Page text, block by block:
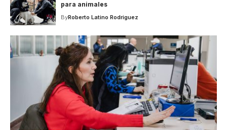
para animales
ByRoberto Latino Rodriguez